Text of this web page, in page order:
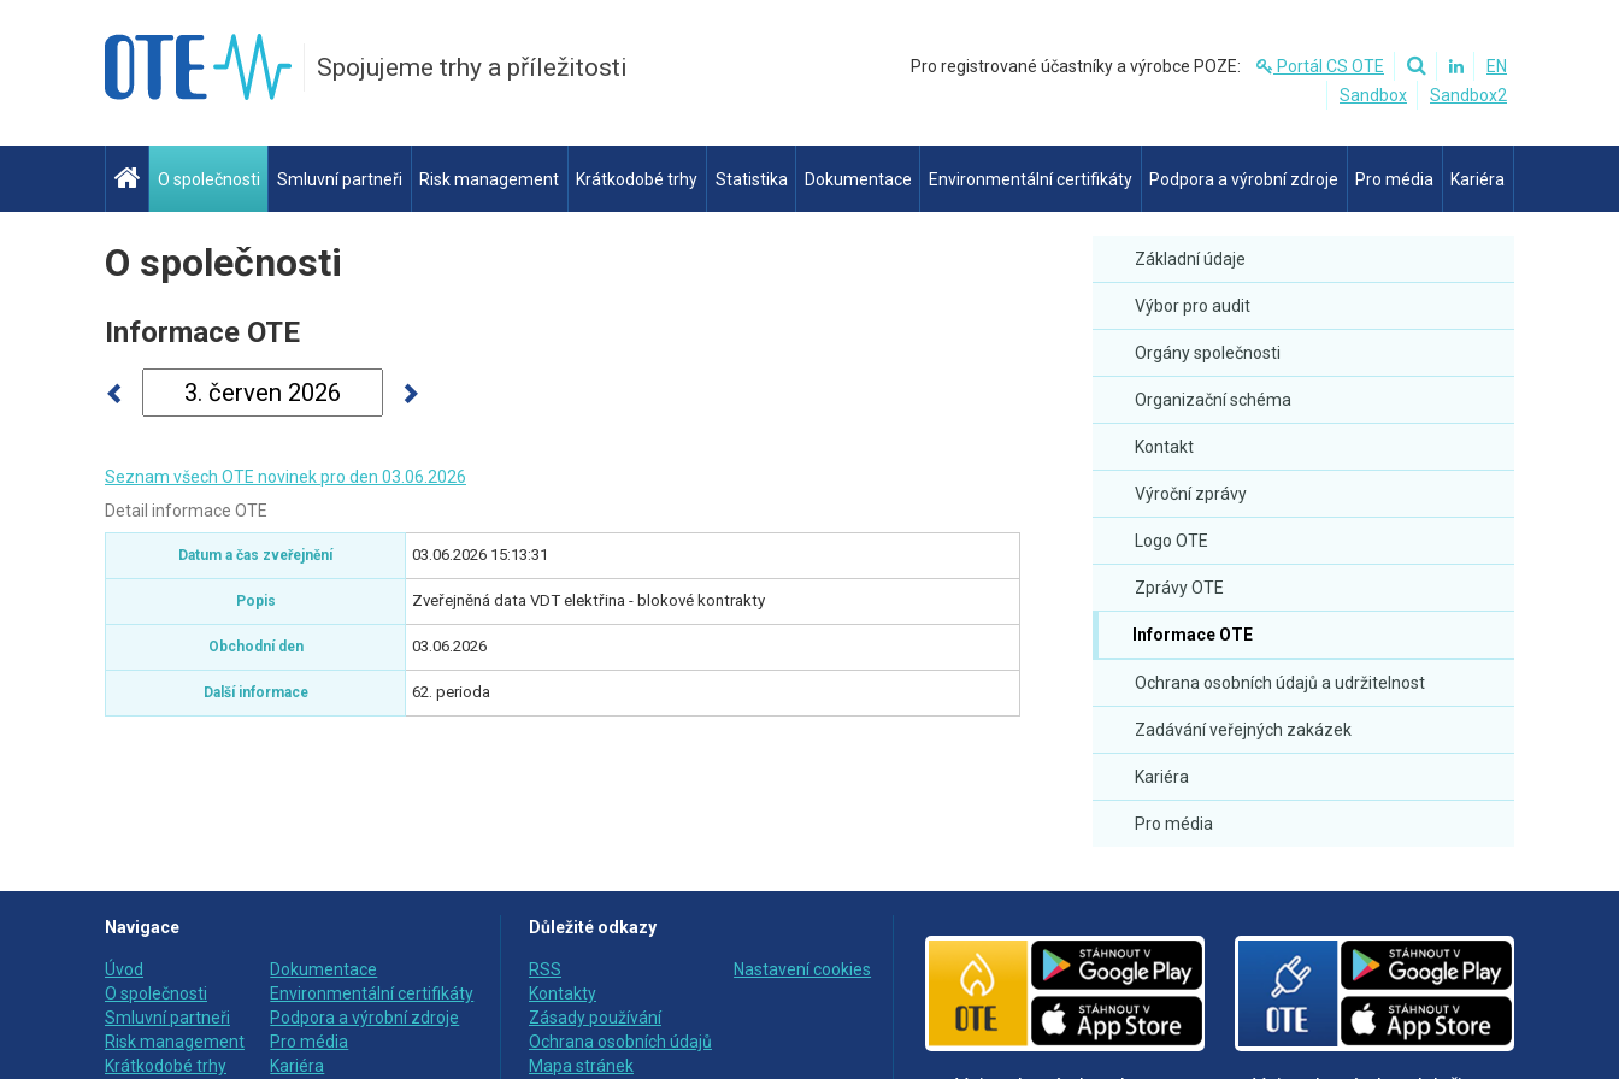
Spojujeme trhy a příležitosti Pro registrované účastníky a výrobce POZE: Portál CS OTE
EN
Sandbox
Sandbox2
O společnosti Smluvní partneři Risk management Krátkodobé trhy Statistika Dokumentace Environmentální certifikáty Podpora a výrobní zdroje Pro média Kariéra
Základní údaje
Výbor pro audit
Orgány společnosti
Organizační schéma
Kontakt
Výroční zprávy
Logo OTE
Zprávy OTE
Informace OTE
Ochrana osobních údajů a udržitelnost
Zadávání veřejných zakázek
Kariéra
Pro média
O společnosti
Informace OTE
Seznam všech OTE novinek pro den 03.06.2026
Detail informace OTE
Datum a čas zveřejnění 03.06.2026 15:13:31
Popis Zveřejněná data VDT elektřina - blokové kontrakty
Obchodní den 03.06.2026
Další informace 62. perioda
Navigace
Úvod
O společnosti
Smluvní partneři
Risk management
Krátkodobé trhy
Dokumentace
Environmentální certifikáty
Podpora a výrobní zdroje
Pro média
Kariéra
Důležité odkazy
RSS
Kontakty
Zásady používání
Ochrana osobních údajů
Mapa stránek
Nastavení cookies